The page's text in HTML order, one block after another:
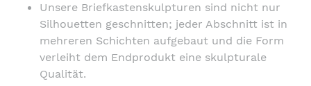
Unsere Briefkastenskulpturen sind nicht nur
Silhouetten geschnitten; jeder Abschnitt ist in
mehreren Schichten aufgebaut und die Form
verleiht dem Endprodukt eine skulpturale
Qualität.